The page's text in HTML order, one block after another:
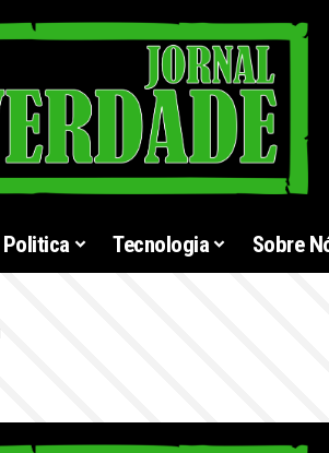
Politica Tecnologia Sobre